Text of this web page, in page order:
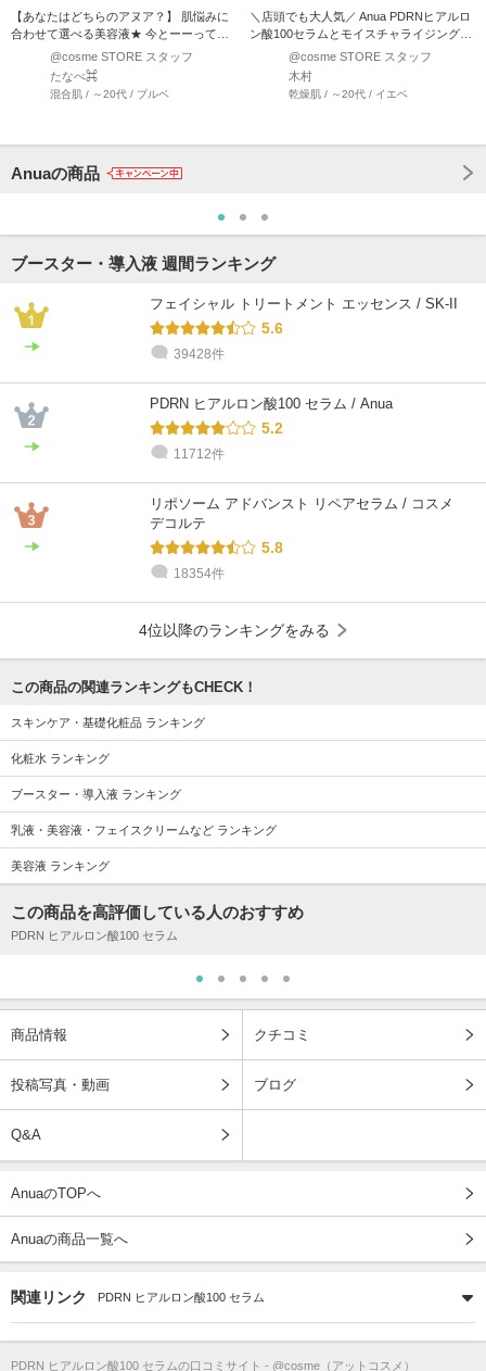
【あなたはどちらのアヌア？】 肌悩みに
合わせて選べる美容液★ 今とーーっても
人気のアヌア！！ 特…
@cosme STORE スタッフ
たなべ⌘
混合肌 / ～20代 / ブルベ
＼店頭でも大人気／ Anua PDRNヒアルロ
ン酸100セラムとモイスチャライジングク
リームを紹介…@cosme STORE スタッフ
木村
乾燥肌 / ～20代 / イエベ
Anuaの商品
ブースター・導入液 週間ランキング
フェイシャル トリートメント エッセンス / SK-II
5.6
39428件
PDRN ヒアルロン酸100 セラム / Anua
5.2
11712件
リポソーム アドバンスト リペアセラム / コスメ
デコルテ
5.8
18354件
4位以降のランキングをみる
この商品の関連ランキングもCHECK！
スキンケア・基礎化粧品 ランキング
化粧水 ランキング
ブースター・導入液 ランキング
乳液・美容液・フェイスクリームなど ランキング
美容液 ランキング
この商品を高評価している人のおすすめ
PDRN ヒアルロン酸100 セラム
商品情報 クチコミ
投稿写真・動画 ブログ
Q&A
AnuaのTOPへ
Anuaの商品一覧へ
関連リンク PDRN ヒアルロン酸100 セラム
PDRN ヒアルロン酸100 セラムの口コミサイト - @cosme（アットコスメ）